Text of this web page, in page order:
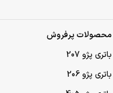
محصولات پرفروش
باتری پژو 207
باتری پژو 206